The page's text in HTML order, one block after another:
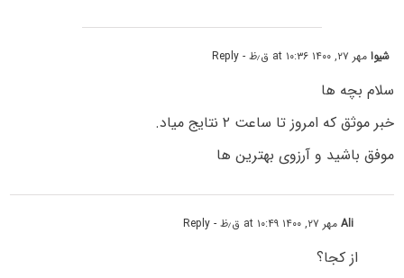
شیوامهر ۲۷, ۱۴۰۰ at ۱۰:۳۶ ق٫ظ - Reply
سلام بچه ها
خبر موثق که امروز تا ساعت ۲ نتایج میاد.
موفق باشید و آرزوی بهترین ها
Aliمهر ۲۷, ۱۴۰۰ at ۱۰:۴۹ ق٫ظ - Reply
از کجا؟